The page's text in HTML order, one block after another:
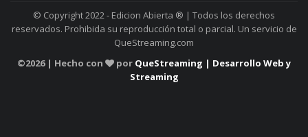
© Copyright 2022 - Edicion Abierta ® | Todos los derechos
reservados. Prohibida su reproducción total o parcial. Un servicio de
QueStreaming.com
©2026 | Hecho con por QueStreaming | Desarrollo Web y
Streaming